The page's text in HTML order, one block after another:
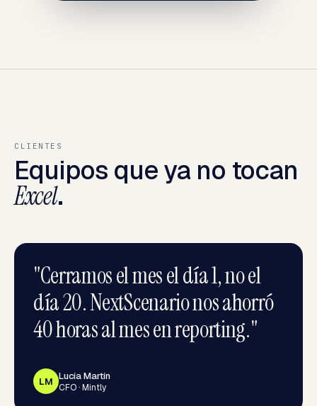
CLIENTES
Equipos que ya no tocan
Excel.
"Cerramos el mes el día 1, no el
día 20. NextScenario nos ahorró
40 horas al mes en reporting."
LM Lucía Martín
CFO · Mintly